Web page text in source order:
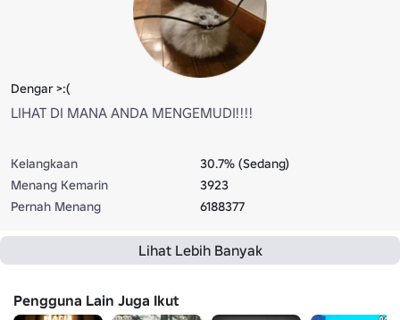
Dengar >:(
LIHAT DI MANA ANDA MENGEMUDI!!!!
Kelangkaan
30.7% (Sedang)
Menang Kemarin
3923
Pernah Menang
6188377
Lihat Lebih Banyak
Pengguna Lain Juga Ikut